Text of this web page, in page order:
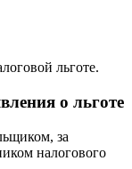
льготе.
о льготе
за
налогового